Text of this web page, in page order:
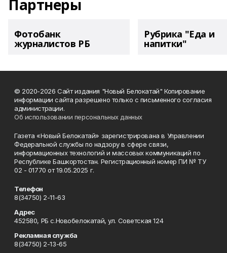
Партнеры
Фотобанк
журналистов РБ
Рубрика "Еда и
напитки"
© 2020-2026 Сайт издания "Новый Белокатай" Копирование
информации сайта разрешено только с письменного согласия
администрации.
Об использовании персональных данных
Газета «Новый Белокатай» зарегистрирована в Управлении
Федеральной службы по надзору в сфере связи,
информационных технологий и массовых коммуникаций по
Республике Башкортостан. Регистрационный номер ПИ № ТУ
02 - 01770 от 19.05.2025 г.
Телефон
8(34750) 2-11-63
Адрес
452580, РБ с.Новобелокатай, ул. Советская 124
Рекламная служба
8(34750) 2-13-65